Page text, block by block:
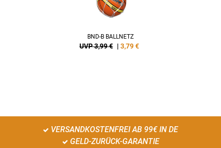
BND-B BALLNETZ
UVP 3,99 € | 3,79€
VERSANDKOSTENFREI AB 99€ IN DE
GELD-ZURÜCK-GARANTIE